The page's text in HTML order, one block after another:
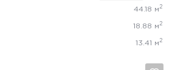
44.18 м 2
18.88 м 2
13.41 м 2